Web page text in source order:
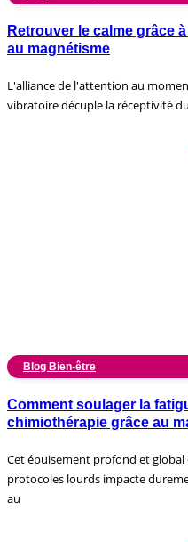
Retrouver le calme grâce
au magnétisme
L'alliance de l'attention au
vibratoire décuple la réceptivité
Blog Bien-être
Comment soulager la
chimiothérapie grâce au
Cet épuisement profond et global
protocoles lourds impacte
au